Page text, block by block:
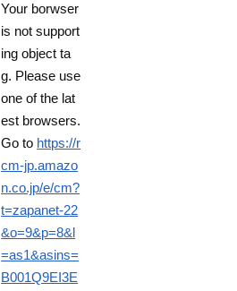
Your borwser
is not support
ing object ta
g. Please use
one of the lat
est browsers.
Go to https://r
cm-jp.amazo
n.co.jp/e/cm?
t=zapanet-22
&o=9&p=8&l
=as1&asins=
B001Q9EI3E